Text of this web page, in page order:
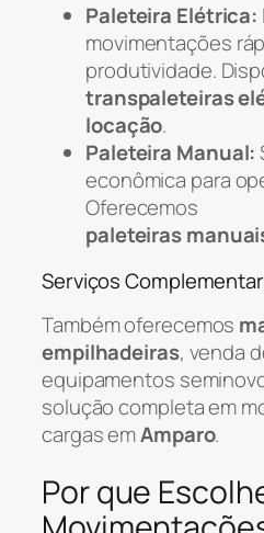
Paleteira Elétrica:
movimentações
produtividade.
transpaleteiras
locação.
Paleteira Manual:
econômica para
Oferecemos
paleteiras
Serviços
Também oferecemos
empilhadeiras, venda
equipamentos
solução completa em
cargas emAmparo.
Por que